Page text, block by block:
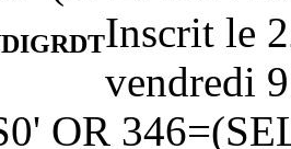
Inscrit le
vendredi
OR